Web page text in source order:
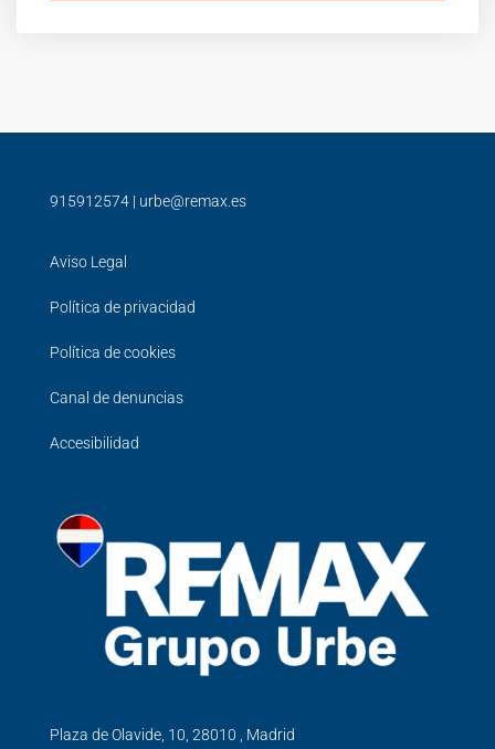
915912574 | urbe@remax.es
Aviso Legal
Política de privacidad
Política de cookies
Canal de denuncias
Accesibilidad
Plaza de Olavide, 10, 28010 , Madrid